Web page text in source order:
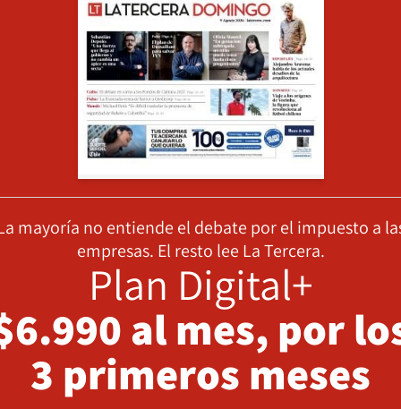
mayoría no entiende el debate por el impuesto a
empresas. El resto lee La Tercera.
Plan Digital+
al mes, por
3 primeros meses